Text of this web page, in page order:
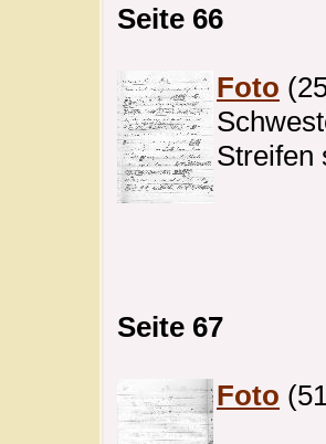
Seite 66
Foto
Streifen
Seite 67
Foto